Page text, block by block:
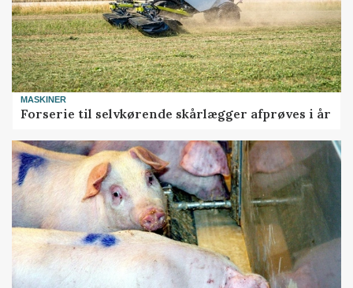
MASKINER
Forserie til selvkørende skårlægger afprøves i år